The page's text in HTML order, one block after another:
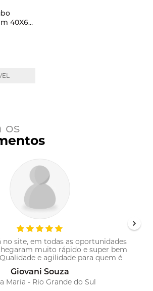
40X60
os
no site, em todas as oportunidades
muito rápido e super bem
e agilidade para quem é
profissional!
Giovani Souza
Maria - Rio Grande do Sul